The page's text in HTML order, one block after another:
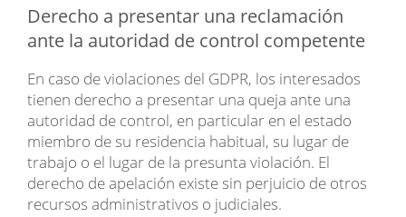
Derecho a presentar una reclamación
ante la autoridad de control competente
En caso de violaciones del GDPR, los interesados
tienen derecho a presentar una queja ante una
autoridad de control, en particular en el estado
miembro de su residencia habitual, su lugar de
trabajo o el lugar de la presunta violación. El
derecho de apelación existe sin perjuicio de otros
recursos administrativos o judiciales.